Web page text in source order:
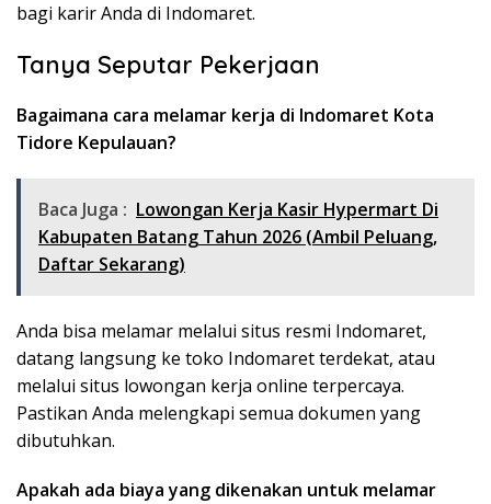
bagi karir Anda di Indomaret.
Tanya Seputar Pekerjaan
Bagaimana cara melamar kerja di Indomaret Kota
Tidore Kepulauan?
Baca Juga : Lowongan Kerja Kasir Hypermart Di
Kabupaten Batang Tahun 2026 (Ambil Peluang,
Daftar Sekarang)
Anda bisa melamar melalui situs resmi Indomaret,
datang langsung ke toko Indomaret terdekat, atau
melalui situs lowongan kerja online terpercaya.
Pastikan Anda melengkapi semua dokumen yang
dibutuhkan.
Apakah ada biaya yang dikenakan untuk melamar